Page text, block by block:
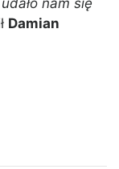
nam się
Damian